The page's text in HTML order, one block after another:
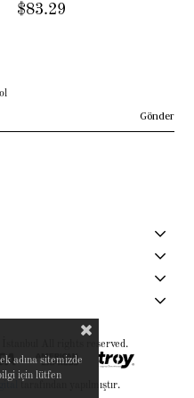
$83.29
Gönder
All rights reserved.
tarafından yapılmıştır.
adına sitemizde
için lütfen